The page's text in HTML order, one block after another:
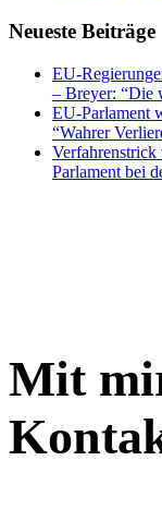
Neueste Beiträge
EU-
– Breyer: “Die
EU-Parlament
“Wahrer
Verfahrenstrick
Parlament bei
Mit